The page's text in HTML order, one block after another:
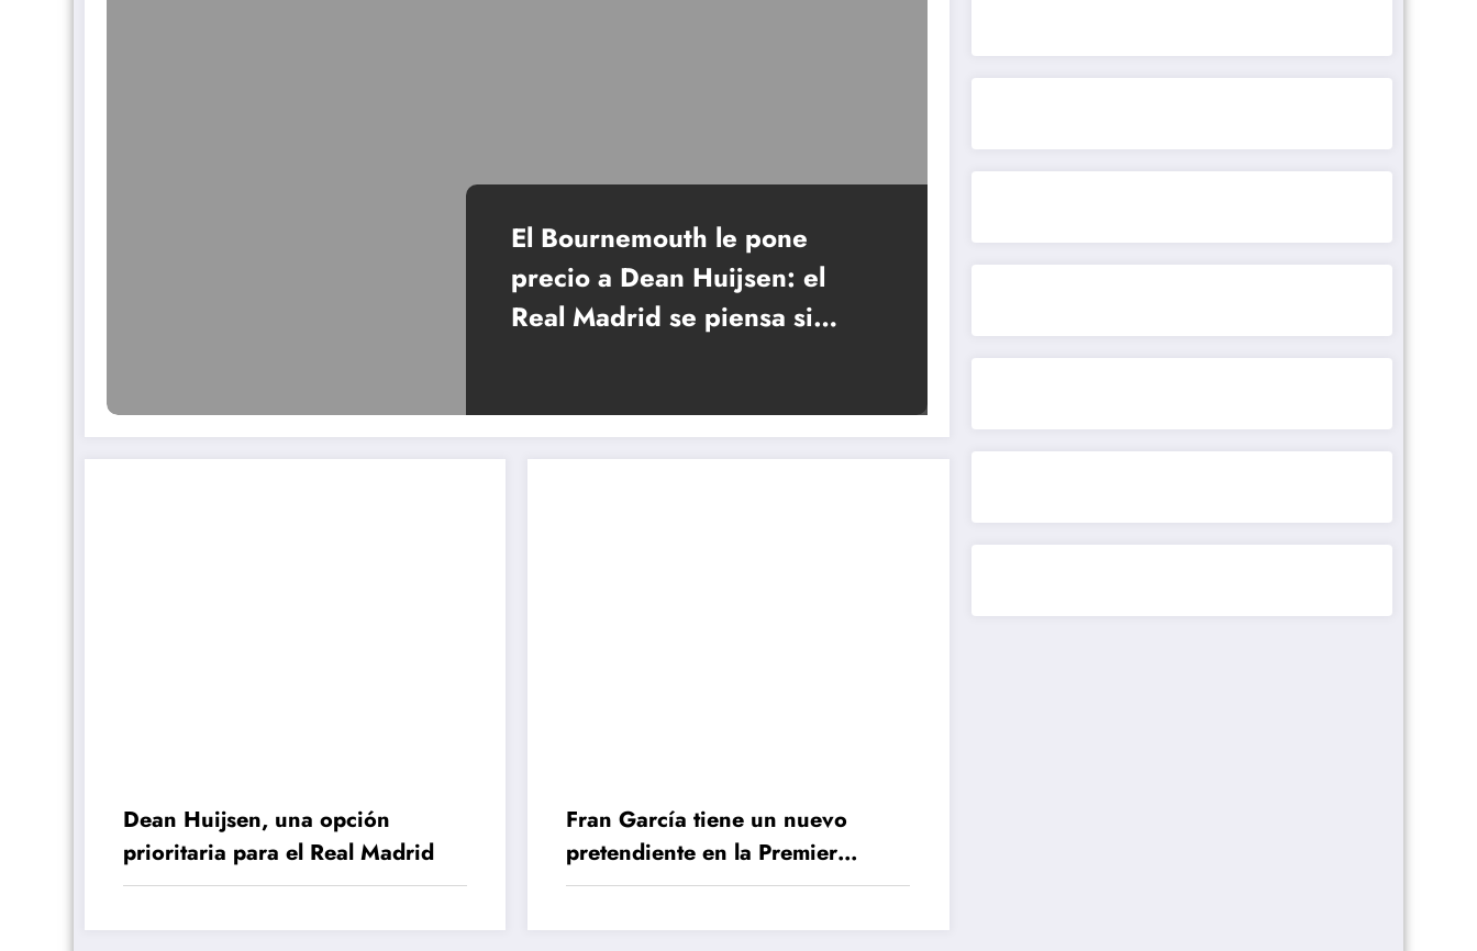
El Bournemouth le pone
precio a Dean Huijsen: el
Real Madrid se piensa si
Dean Huijsen, una opción
prioritaria para el Real Madrid
Fran García tiene un nuevo
pretendiente en la Premier
League: puede ser la llave para la